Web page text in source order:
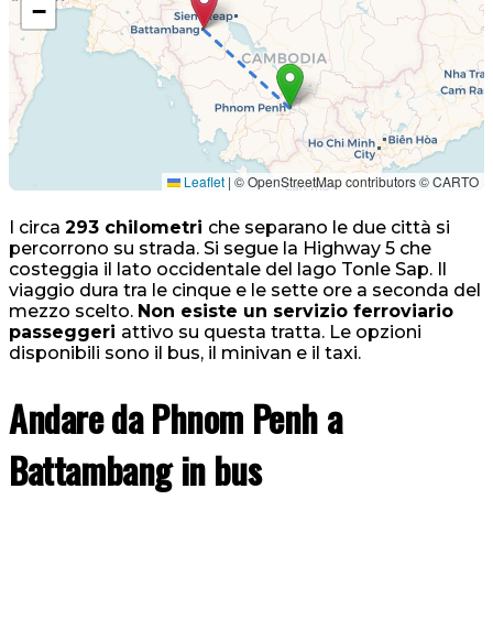
−
Leaflet | © OpenStreetMap contributors © CARTO
I circa 293 chilometri che separano le due città si
percorrono su strada. Si segue la Highway 5 che
costeggia il lato occidentale del lago Tonle Sap. Il
viaggio dura tra le cinque e le sette ore a seconda del
mezzo scelto. Non esiste un servizio ferroviario
passeggeri attivo su questa tratta. Le opzioni
disponibili sono il bus, il minivan e il taxi.
Andare da Phnom Penh a
Battambang in bus